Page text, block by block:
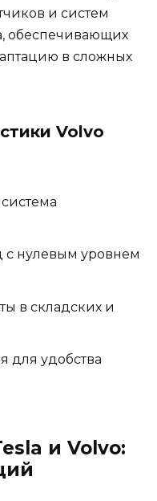
и систем
обеспечивающих
в сложных
Volvo
с нулевым уровнем
в складских и
для удобства
и Volvo: